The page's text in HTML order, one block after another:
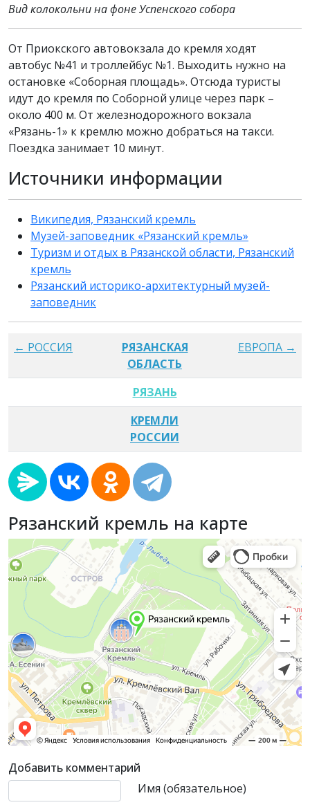
Вид колокольни на фоне Успенского собора
От Приокского автовокзала до кремля ходят
автобус №41 и троллейбус №1. Выходить нужно на
остановке «Соборная площадь». Отсюда туристы
идут до кремля по Соборной улице через парк –
около 400 м. От железнодорожного вокзала
«Рязань-1» к кремлю можно добраться на такси.
Поездка занимает 10 минут.
Источники информации
Википедия, Рязанский кремль
Музей-заповедник «Рязанский кремль»
Туризм и отдых в Рязанской области, Рязанский
кремль
Рязанский историко-архитектурный музей-
заповедник
← РОССИЯ
РЯЗАНСКАЯ
ОБЛАСТЬ
ЕВРОПА →
РЯЗАНЬ
КРЕМЛИ
РОССИИ
Рязанский кремль на карте
Добавить комментарий
Имя (обязательное)